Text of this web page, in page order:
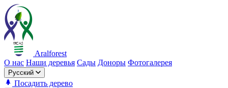
Aralforest
О нас Наши деревья Сады Доноры Фотогалерея
Русский
Посадить дерево